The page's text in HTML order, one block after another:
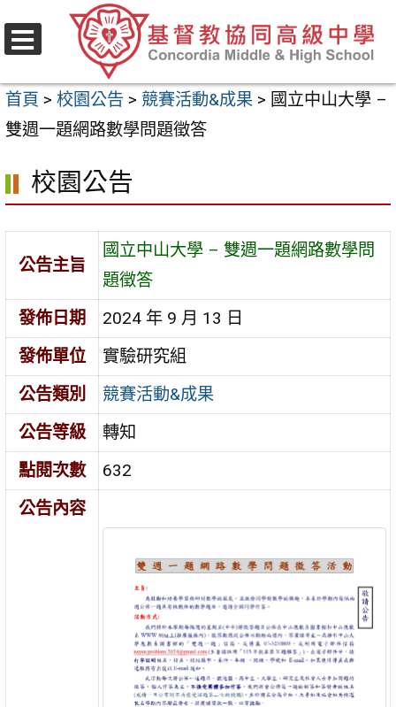
至
要
內
區
首頁 > 校園公告 > 競賽活動&成果 > 國立中山大學 –
雙週一題網路數學問題徵答
校園公告
公告主旨
國立中山大學 – 雙週一題網路數學問
題徵答
發佈日期
2024 年 9 月 13 日
發佈單位
實驗研究組
公告類別
競賽活動&成果
公告等級
轉知
點閱次數
632
公告內容
選
單